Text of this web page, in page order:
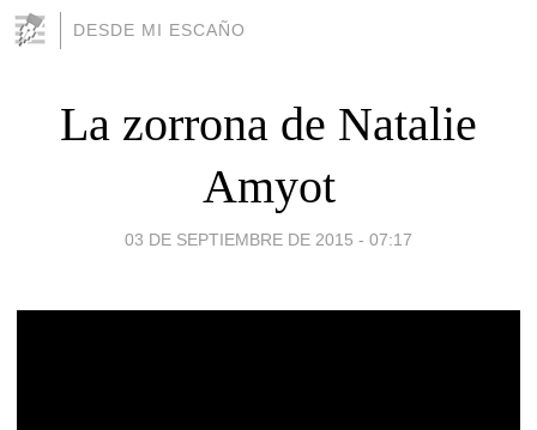
DESDE MI ESCAÑO
La zorrona de Natalie
Amyot
03 DE SEPTIEMBRE DE 2015 - 07:17